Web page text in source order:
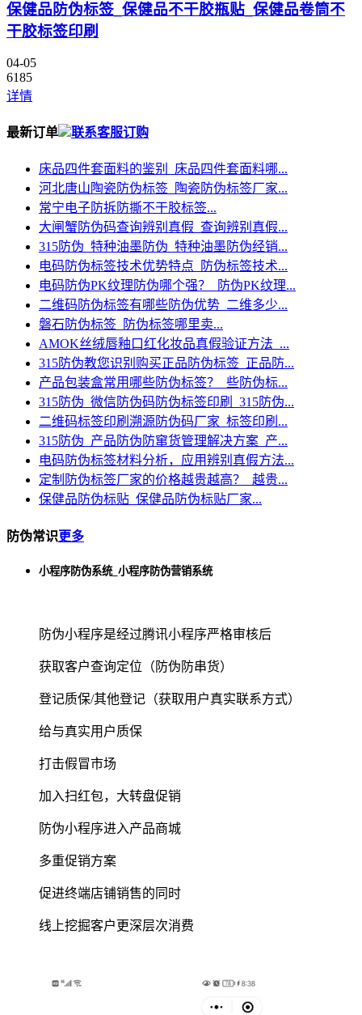
保健品防伪标签_保健品不干胶瓶贴_保健品卷筒不
干胶标签印刷
04-05
6185
详情
最新订单 联系客服订购
床品四件套面料的鉴别_床品四件套面料哪...
河北唐山陶瓷防伪标签_陶瓷防伪标签厂家...
常宁电子防拆防撕不干胶标签...
大闸蟹防伪码查询辨别真假_查询辨别真假...
315防伪_特种油墨防伪_特种油墨防伪经销...
电码防伪标签技术优势特点_防伪标签技术...
电码防伪PK纹理防伪哪个强？_防伪PK纹理...
二维码防伪标签有哪些防伪优势_二维多少...
磐石防伪标签_防伪标签哪里卖...
AMOK丝绒唇釉口红化妆品真假验证方法_...
315防伪教您识别购买正品防伪标签_正品防...
产品包装盒常用哪些防伪标签？_些防伪标...
315防伪_微信防伪码防伪标签印刷_315防伪...
二维码标签印刷溯源防伪码厂家_标签印刷...
315防伪_产品防伪防窜货管理解决方案_产...
电码防伪标签材料分析，应用辨别真假方法...
定制防伪标签厂家的价格越贵越高？_越贵...
保健品防伪标贴_保健品防伪标贴厂家...
防伪常识更多
小程序防伪系统_小程序防伪营销系统
防伪小程序是经过腾讯小程序严格审核后
获取客户查询定位（防伪防串货）
登记质保/其他登记（获取用户真实联系方式）
给与真实用户质保
打击假冒市场
加入扫红包，大转盘促销
防伪小程序进入产品商城
多重促销方案
促进终端店铺销售的同时
线上挖掘客户更深层次消费